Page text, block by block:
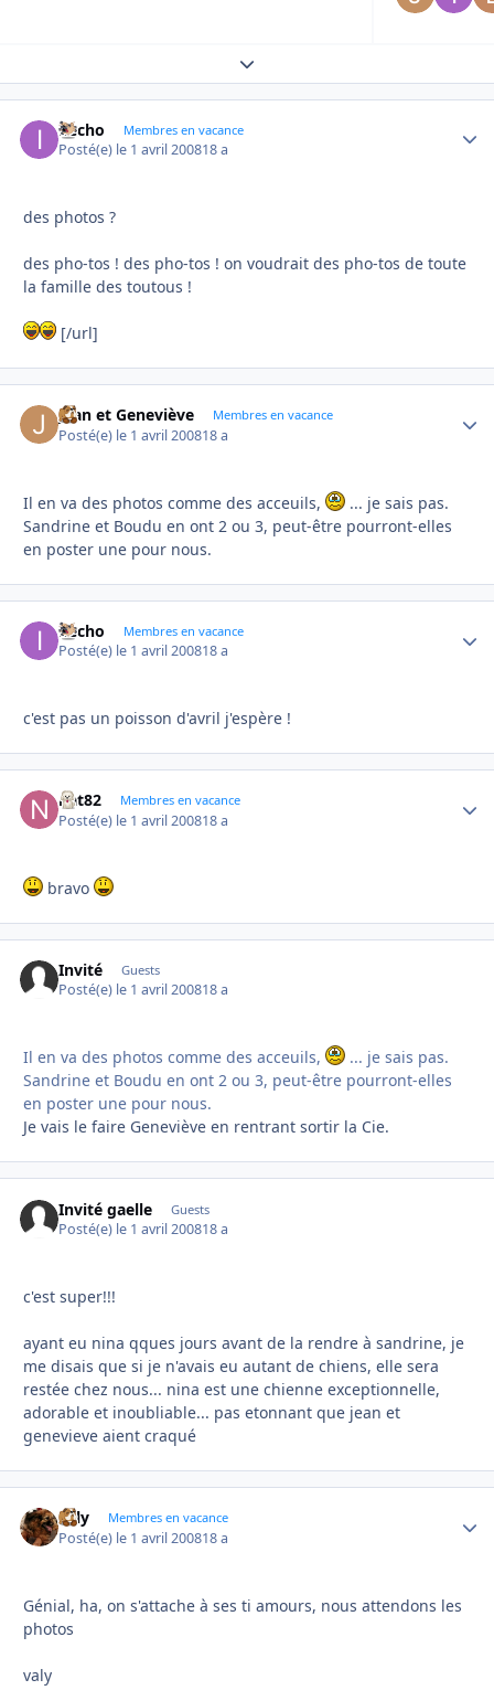
Expand topic overview
ifecho Membres en vacance
Posté(e) le 1 avril 200818 a
des photos ?
des pho-tos ! des pho-tos ! on voudrait des pho-tos de toute
la famille des toutous !
[/url]
Jean et Geneviève Membres en vacance
Posté(e) le 1 avril 200818 a
Il en va des photos comme des acceuils,
... je sais pas.
Sandrine et Boudu en ont 2 ou 3, peut-être pourront-elles
en poster une pour nous.
ifecho Membres en vacance
Posté(e) le 1 avril 200818 a
c'est pas un poisson d'avril j'espère !
nat82 Membres en vacance
Posté(e) le 1 avril 200818 a
bravo
Invité Guests
Posté(e) le 1 avril 200818 a
Il en va des photos comme des acceuils,
... je sais pas.
Sandrine et Boudu en ont 2 ou 3, peut-être pourront-elles
en poster une pour nous.
Je vais le faire Geneviève en rentrant sortir la Cie.
Invité gaelle Guests
Posté(e) le 1 avril 200818 a
c'est super!!!
ayant eu nina qques jours avant de la rendre à sandrine, je
me disais que si je n'avais eu autant de chiens, elle sera
restée chez nous... nina est une chienne exceptionnelle,
adorable et inoubliable... pas etonnant que jean et
genevieve aient craqué
valy Membres en vacance
Posté(e) le 1 avril 200818 a
Génial, ha, on s'attache à ses ti amours, nous attendons les
photos
valy